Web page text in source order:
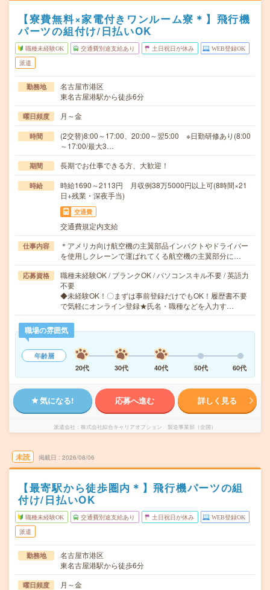
【寮費無料×家電付きワンルーム寮＊】飛行機
パーツの組付け/日払いOK
職種未経験OK 交通費別途支給あり 土日祝日が休み WEB登録OK
派遣
勤務地
名古屋市港区
東名古屋港駅から徒歩6分
曜日頻度 月～金
時間
(2交替)8:00～17:00、20:00～翌5:00 ※日勤研修あり(8:00
～17:00/最大3…
期間 長期でお仕事できる方、大歓迎！
時給
時給1690～2113円 月収例38万5000円以上可(8時間×21
日+残業・深夜手当)
交通費
交通費規定内支給
仕事内容
＊アメリカ向け航空機の主翼部品インパクトやドライバー
を使用しクレーンで運ばれてくる航空機の主翼部分に…
応募資格
職種未経験OK / ブランクOK / パソコンスキル不要 / 英語力
不要
◆未経験OK！〇まずは事前登録だけでもOK！履歴書不要
で気軽にオンライン登録★氏名・職種などを入力す…
職場の雰囲気
年齢層
20代
30代 40代 50代 60代
気になる! 応募へ進む 詳しく見る
派遣会社 株式会社綜合キャリアオプション 製造事業部（全国）
未読 掲載日 2026/08/06
【最寄駅から徒歩圏内＊】飛行機パーツの組
付け/日払いOK
職種未経験OK 交通費別途支給あり 土日祝日が休み WEB登録OK
派遣
勤務地
名古屋市港区
東名古屋港駅から徒歩6分
曜日頻度 月～金